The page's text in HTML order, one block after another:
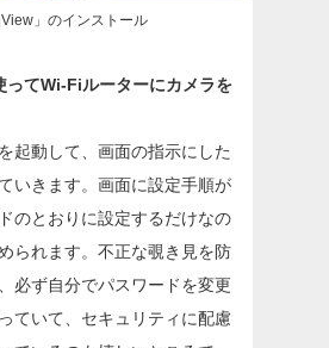
」のインストール
ってWi-Fiルーターにカメラを
起動して、画面の指示にした
いきます。画面に設定手順が
のとおりに設定するだけなの
られます。不正な覗き見を防
必ず自分でパスワードを変更
ていて、セキュリティに配慮